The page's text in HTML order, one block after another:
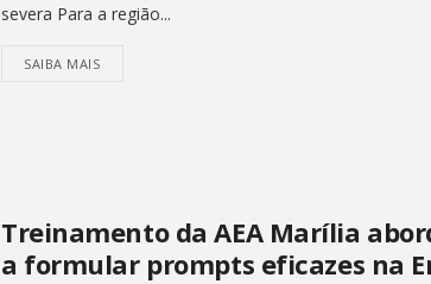
severa Para a região...
SAIBA MAIS
Treinamento da AEA Marília
a formular prompts eficazes na